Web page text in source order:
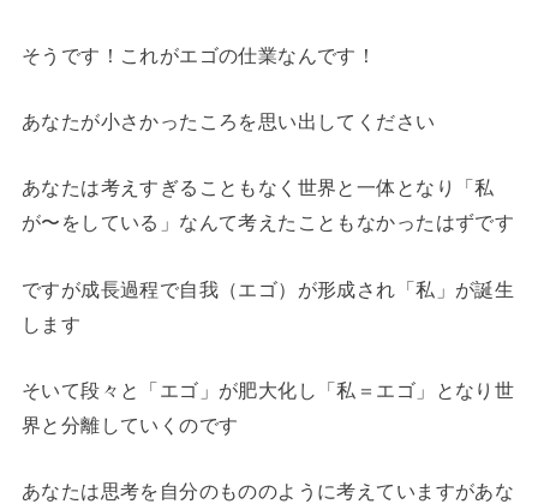
そうです！これがエゴの仕業なんです！
あなたが小さかったころを思い出してください
あなたは考えすぎることもなく世界と一体となり「私
が〜をしている」なんて考えたこともなかったはずです
ですが成長過程で自我（エゴ）が形成され「私」が誕生
します
そいて段々と「エゴ」が肥大化し「私＝エゴ」となり世
界と分離していくのです
あなたは思考を自分のもののように考えていますがあな